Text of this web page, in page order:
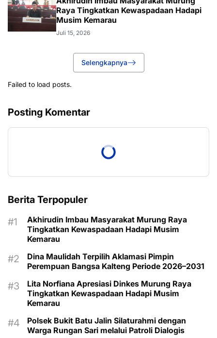
Raya Tingkatkan Kewaspadaan Hadapi
Musim Kemarau
Juli 15, 2026
Selengkapnya
Failed to load posts.
Posting Komentar
Berita Terpopuler
Akhirudin Imbau Masyarakat Murung Raya
Tingkatkan Kewaspadaan Hadapi Musim
Kemarau
Dina Maulidah Terpilih Aklamasi Pimpin
Perempuan Bangsa Kalteng Periode 2026–2031
Lita Norfiana Apresiasi Dinkes Murung Raya
Tingkatkan Kewaspadaan Hadapi Musim
Kemarau
Polsek Bukit Batu Jalin Silaturahmi dengan
Warga Rungan Sari melalui Patroli Dialogis